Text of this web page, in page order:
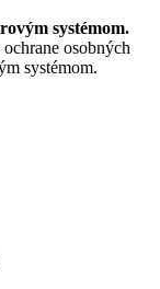
systémom.
osobných
systémom.